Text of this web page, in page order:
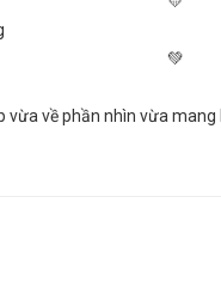
về phần nhìn vừa mang